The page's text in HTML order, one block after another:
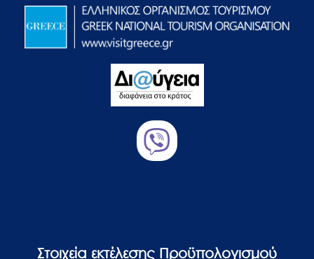
Στοιχεία εκτέλεσης Προϋπολογισμού